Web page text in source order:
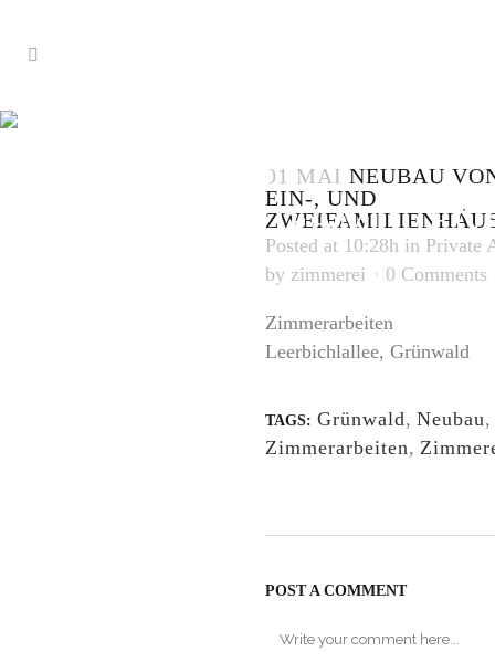
UND01 MAI NEUBAU
EIN-, UND
Posted at 10:28h in Private
by zimmerei 0 Comments
Zimmerarbeiten
Leerbichlallee, Grünwald
TAGS: Grünwald, Neubau,
Zimmerarbeiten,
POST A COMMENT